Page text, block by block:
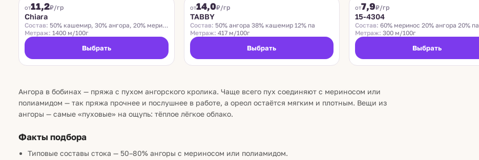
от11,2₽/гр
Chiara
Состав: 50% кашемир, 30% ангора, 20% меринос
Метраж: 1400 м/100г
Выбрать
от14,0₽/гр
TABBY
Состав: 50% ангора 38% кашемир 12% па
Метраж: 417 м/100г
Выбрать
от7,9₽/гр
15-4304
Состав: 60% меринос 20% ангора 20% па
Метраж: 300 м/100г
Выбрать
Ангора в бобинах — пряжа с пухом ангорского кролика. Чаще всего пух соединяют с мериносом или
полиамидом — так пряжа прочнее и послушнее в работе, а ореол остаётся мягким и плотным. Вещи из
ангоры — самые «пуховые» на ощупь: тёплое лёгкое облако.
Факты подбора
Типовые составы стока — 50–80% ангоры с мериносом или полиамидом.